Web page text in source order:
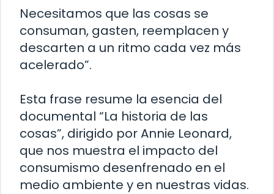
Necesitamos que las cosas se
consuman, gasten, reemplacen y
descarten a un ritmo cada vez más
acelerado”.
Esta frase resume la esencia del
documental “La historia de las
cosas”, dirigido por Annie Leonard,
que nos muestra el impacto del
consumismo desenfrenado en el
medio ambiente y en nuestras vidas.